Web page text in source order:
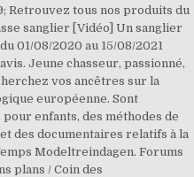
Retrouvez tous nos produits du
sanglier [Vidéo] Un sanglier
01/08/2020 au 15/08/2021
Jeune chasseur, passionné,
vos ancêtres sur la
européenne. Sont
enfants, des méthodes de
des documentaires relatifs à la
Modeltreindagen. Forums
plans / Coin des